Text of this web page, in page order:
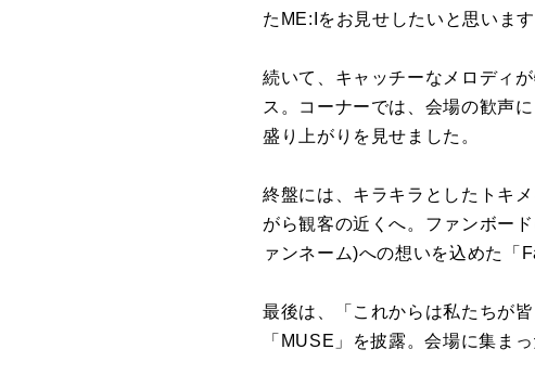
たME:Iをお見せしたいと思いま
続いて、キャッチーなメロディ
ス。コーナーでは、会場の歓声
盛り上がりを見せました。
終盤には、キラキラとしたトキ
がら観客の近くへ。ファンボー
ァンネーム)への想いを込めた「
最後は、「これからは私たちが
「MUSE」を披露。会場に集ま